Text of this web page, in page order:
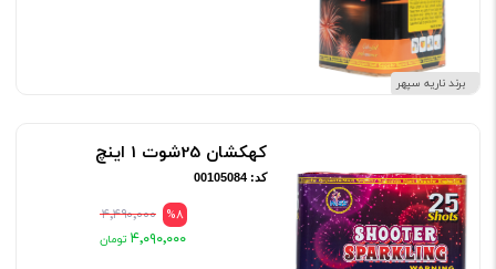
برند ناریه سپهر
کهکشان 25شوت 1 اینچ
کد: 00105084
%8 ۴٬۴۹۰٬۰۰۰
۴٬۰۹۰٬۰۰۰